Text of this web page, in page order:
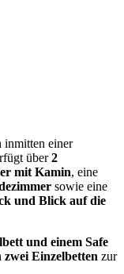
inmitten einer
über2
mit Kamin, eine
sowie eine
und Blick auf die
und einem Safe
zwei Einzelbetten zur